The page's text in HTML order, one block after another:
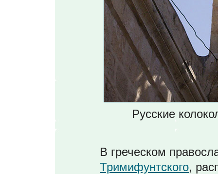
Русские
В греческом
Тримифунтского,